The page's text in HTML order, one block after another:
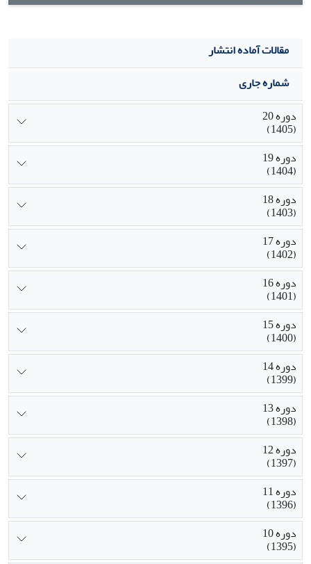
مقالات آماده انتشار
شماره جاری
دوره 20
(1405)
دوره 19
(1404)
دوره 18
(1403)
دوره 17
(1402)
دوره 16
(1401)
دوره 15
(1400)
دوره 14
(1399)
دوره 13
(1398)
دوره 12
(1397)
دوره 11
(1396)
دوره 10
(1395)